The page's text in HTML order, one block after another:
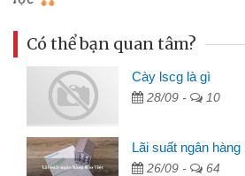
Có thể bạn quan tâm?
Cày lscg là gì
28/09 - 10
Lãi suất ngân
26/09 - 64